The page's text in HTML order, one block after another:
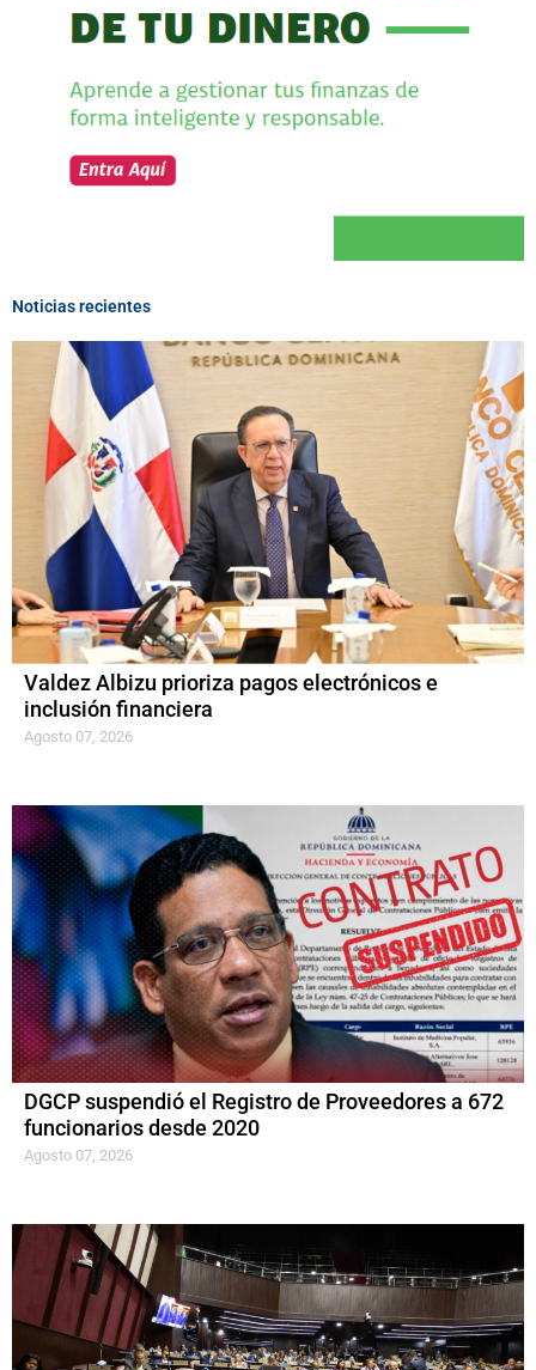
Noticias recientes
Valdez Albizu prioriza pagos electrónicos e
inclusión financiera
Agosto 07, 2026
DGCP suspendió el Registro de Proveedores a 672
funcionarios desde 2020
Agosto 07, 2026